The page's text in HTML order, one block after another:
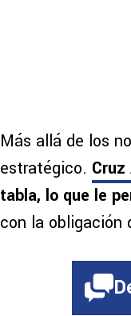
Más allá de los
estratégico.
tabla, lo que le
con la obligación